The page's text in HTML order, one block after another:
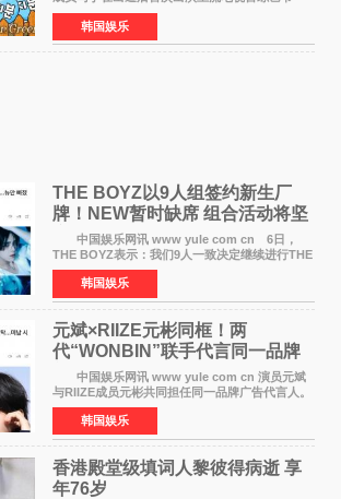
目，展现了多才多艺的魅力。 马丁出演了5日
播出的MBC《Radio Star》Fashion与Passion
之间，I&lsquo;m
韩国娱乐
THE BOYZ以9人组签约新生厂
牌！NEW暂时缺席 组合活动将坚
定不移继续
中国娱乐网讯 www yule com cn 6日，
THE BOYZ表示：我们9人一致决定继续进行THE
BOYZ组合活动，并且已经完成了组合团体活动
签约。目前正在新生厂牌下进行活动准备。尚未
离开THE BOYZ原所
韩国娱乐
元斌×RIIZE元彬同框！两
代“WONBIN”联手代言同一品牌
颜值天花板合体
中国娱乐网讯 www yule com cn 演员元斌
与RIIZE成员元彬共同担任同一品牌广告代言人。
6日据独家报道，继演员元斌之后，RIIZE元彬最
近也被选为某在线中介平台A公司的共同广告代言
人，两人将作
韩国娱乐
香港殿堂级填词人黎彼得病逝 享
年76岁​